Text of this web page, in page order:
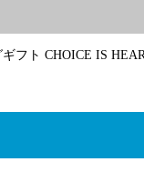
フト CHOICE IS